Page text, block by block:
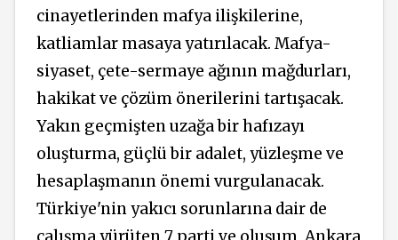
cinayetlerinden mafya ilişkilerine,
katliamlar masaya yatırılacak. Mafya-
siyaset, çete-sermaye ağının mağdurları,
hakikat ve çözüm önerilerini tartışacak.
Yakın geçmişten uzağa bir hafızayı
oluşturma, güçlü bir adalet, yüzleşme ve
hesaplaşmanın önemi vurgulanacak.
Türkiye'nin yakıcı sorunlarına dair de